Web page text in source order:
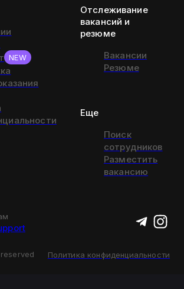
NEW
Отслеживание
вакансий и
резюме
Вакансии
Резюме
Еще
Поиск
сотрудников
Разместить
вакансию
Политика конфиденциальности